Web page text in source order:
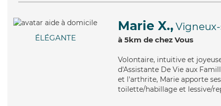
ÉLÉGANTE
Marie X.,
à 5km de chez Vous
Volontaire, intuitive et
d'Assistante De Vie aux
et l'arthrite, Marie apporte
toilette/habillage et lessive/